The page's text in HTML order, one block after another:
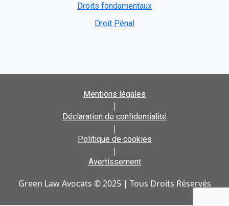
Droits fondamentaux
Droit Pénal
Mentions légales
|
Déclaration de confidentialité
|
Politique de cookies
|
Avertissement
Green Law Avocats © 2025 | Tous Droits Réservés